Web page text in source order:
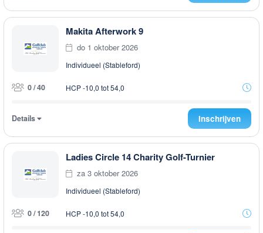
Makita Afterwork 9
do 1 oktober 2026
Individueel (Stableford)
0 / 40 HCP -10,0 tot 54,0
Details Inschrijven
Ladies Circle 14 Charity Golf-Turnier
za 3 oktober 2026
Individueel (Stableford)
0 / 120 HCP -10,0 tot 54,0